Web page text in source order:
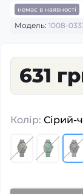
немає в наявності
Модель: 1008-
631
Колір: Сірий-